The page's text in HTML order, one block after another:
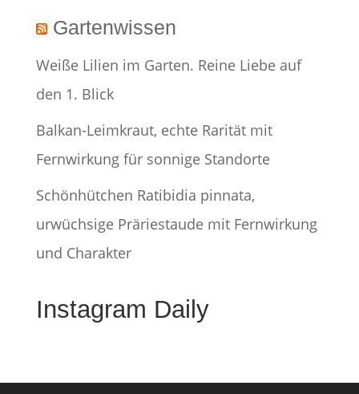
Gartenwissen
Weiße Lilien im Garten. Reine Liebe auf
den 1. Blick
Balkan-Leimkraut, echte Rarität mit
Fernwirkung für sonnige Standorte
Schönhütchen Ratibidia pinnata,
urwüchsige Präriestaude mit Fernwirkung
und Charakter
Instagram Daily